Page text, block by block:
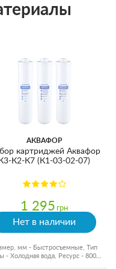
АКВАФОР
картриджей Аквафор
К3-К2-К7 (К1-03-02-07)
1 295 грн
Нет в наличии
мм - Быстросъемные, Тип
- Холодная вода, Ресурс - 8000